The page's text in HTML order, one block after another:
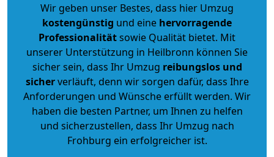
Wir geben unser Bestes, dass hier Umzug
kostengünstig und eine hervorragende
Professionalitätsowie Qualität bietet. Mit
unserer Unterstützung in Heilbronn können Sie
sicher sein, dass Ihr Umzug reibungslos und
sicherverläuft, denn wir sorgen dafür, dass Ihre
Anforderungen und Wünsche erfüllt werden. Wir
haben die besten Partner, um Ihnen zu helfen
und sicherzustellen, dass Ihr Umzug nach
Frohburg ein erfolgreicher ist.